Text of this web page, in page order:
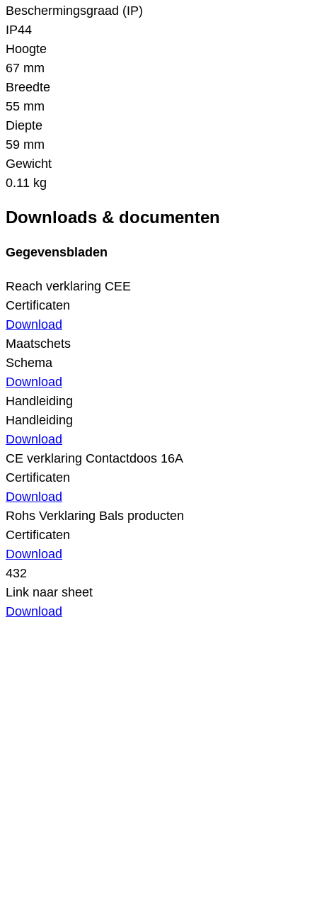
Beschermingsgraad (IP)
IP44
Hoogte
67 mm
Breedte
55 mm
Diepte
59 mm
Gewicht
0.11 kg
Downloads & documenten
Gegevensbladen
Reach verklaring CEE
Certificaten
Download
Maatschets
Schema
Download
Handleiding
Handleiding
Download
CE verklaring Contactdoos 16A
Certificaten
Download
Rohs Verklaring Bals producten
Certificaten
Download
432
Link naar sheet
Download